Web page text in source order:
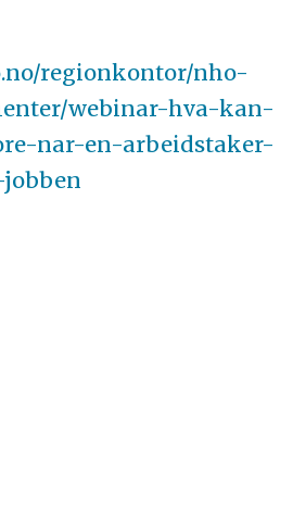
regionkontor/nho-
webinar-hva-kan-
nar-en-arbeidstaker-